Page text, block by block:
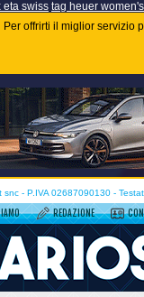
eta swiss tag heuer
Per offrirti il miglior servizio
snc - P.IVA 02687090130 -
REDAZIONE